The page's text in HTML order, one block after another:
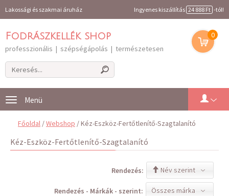
Lakossági és szakmai áruház Ingyenes kiszállítás 24 888 Ft -tól!
Fodrászkellék shop
professzionális | szépségápolás | természetesen
0
Toggle
navigation
Főoldal /Webshop / Kéz-Eszköz-Fertőtlenítő-Szagtalanító
Kéz-Eszköz-Fertőtlenítő-Szagtalanító
Név szerint
Rendezés:
Összes márka
Rendezés - Márkák - szerint: